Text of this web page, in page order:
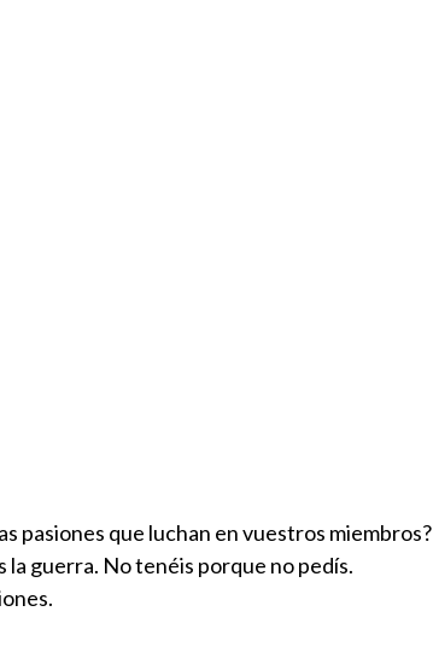
pasiones que luchan en vuestros miembros?
la guerra. No tenéis porque no pedís.